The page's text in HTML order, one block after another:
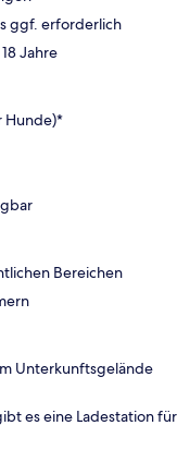
ggf. erforderlich
Jahre
Hunde)*
Bereichen
Unterkunftsgelände
es eine Ladestation für